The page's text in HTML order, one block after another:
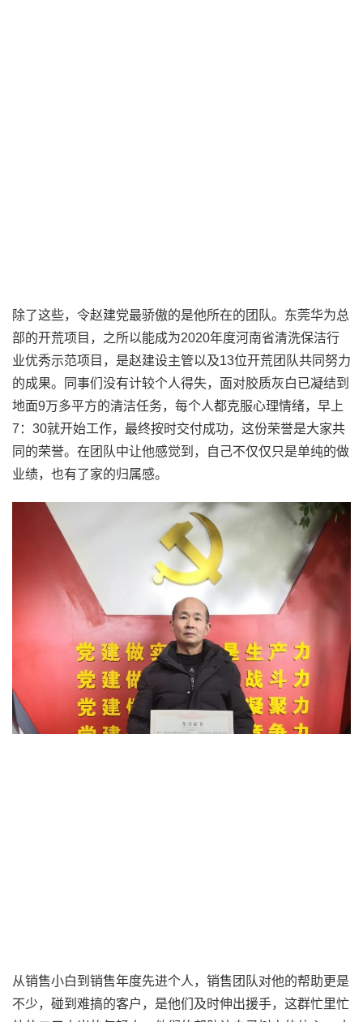
除了这些，令赵建党最骄傲的是他所在的团队。东莞华为总
部的开荒项目，之所以能成为2020年度河南省清洗保洁行
业优秀示范项目，是赵建设主管以及13位开荒团队共同努力
的成果。同事们没有计较个人得失，面对胶质灰白已凝结到
地面9万多平方的清洁任务，每个人都克服心理情绪，早上
7：30就开始工作，最终按时交付成功，这份荣誉是大家共
同的荣誉。在团队中让他感觉到，自己不仅仅只是单纯的做
业绩，也有了家的归属感。
从销售小白到销售年度先进个人，销售团队对他的帮助更是
不少，碰到难搞的客户，是他们及时伸出援手，这群忙里忙